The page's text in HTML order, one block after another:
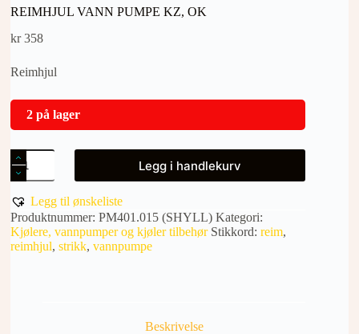
REIMHJUL VANN PUMPE KZ, OK
kr358
Reimhjul
2 på lager
REIMHJUL
VANN
PUMPE
KZ,
OK
antall
Legg i handlekurv
Legg til ønskeliste
Produktnummer: PM401.015 (SHYLL) Kategori:
Kjølere, vannpumper og kjøler tilbehør Stikkord: reim,
reimhjul, strikk, vannpumpe
Beskrivelse